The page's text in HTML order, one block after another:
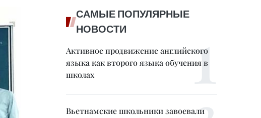
САМЫЕ ПОПУЛЯРНЫЕ
НОВОСТИ
Активное продвижение английского
языка как второго языка обучения в
школах
Вьетнамские школьники завоевали